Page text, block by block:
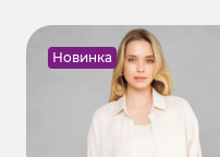
Новинка